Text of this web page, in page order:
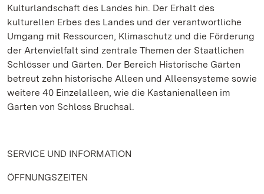
Kulturlandschaft des Landes hin. Der Erhalt des
kulturellen Erbes des Landes und der verantwortliche
Umgang mit Ressourcen, Klimaschutz und die Förderung
der Artenvielfalt sind zentrale Themen der Staatlichen
Schlösser und Gärten. Der Bereich Historische Gärten
betreut zehn historische Alleen und Alleensysteme sowie
weitere 40 Einzelalleen, wie die Kastanienalleen im
Garten von Schloss Bruchsal.
SERVICE UND INFORMATION
ÖFFNUNGSZEITEN